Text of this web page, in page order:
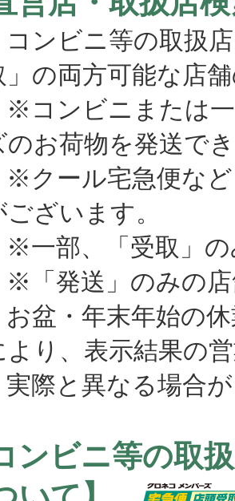
ンビニ等の取扱
」の両方可能な店
ンビニまたは一
のお荷物を発送で
ール宅急便など
ございます。
部、「受取」の
発送」のみの店
盆・年末年始の
より、表示結果の
と異なる場合が
ンビニ等の取